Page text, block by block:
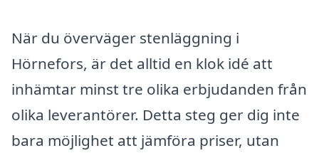
När du överväger stenläggning i
Hörnefors, är det alltid en klok idé att
inhämtar minst tre olika erbjudanden från
olika leverantörer. Detta steg ger dig inte
bara möjlighet att jämföra priser, utan